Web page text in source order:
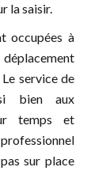
la saisir.
occupées à
service de
bien aux
temps et
sur place